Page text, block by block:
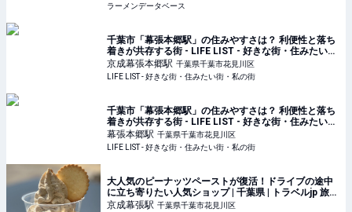
ラーメンデータベース
千葉市「幕張本郷駅」の住みやすさは？ 利便性と落ち
着きが共存する街 - LIFE LIST - 好きな街・住みたい
街・私の街
京成幕張本郷駅 千葉県千葉市花見川区
LIFE LIST - 好きな街・住みたい街・私の街
千葉市「幕張本郷駅」の住みやすさは？ 利便性と落ち
着きが共存する街 - LIFE LIST - 好きな街・住みたい
街・私の街
幕張本郷駅 千葉県千葉市花見川区
LIFE LIST - 好きな街・住みたい街・私の街
大人気のピーナッツペーストが復活！ドライブの途中
に立ち寄りたい人気ショップ | 千葉県 | トラベルjp 旅行
ガイド
京成幕張駅 千葉県千葉市花見川区